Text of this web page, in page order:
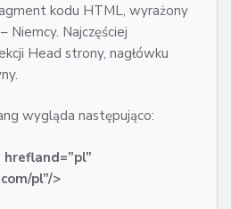
kodu HTML, wyrażony
Niemcy. Najczęściej
Head strony, nagłówku
wygląda następująco:
pl”/>